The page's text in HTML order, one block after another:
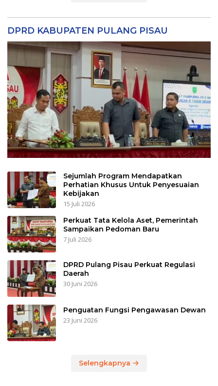
DPRD KABUPATEN PULANG PISAU
Sejumlah Program Mendapatkan
Perhatian Khusus Untuk Penyesuaian
Kebijakan
15 Juli 2026
Perkuat Tata Kelola Aset, Pemerintah
Sampaikan Pedoman Baru
7 Juli 2026
DPRD Pulang Pisau Perkuat Regulasi
Daerah
30 Juni 2026
Penguatan Fungsi Pengawasan Dewan
23 Juni 2026
Selengkapnya